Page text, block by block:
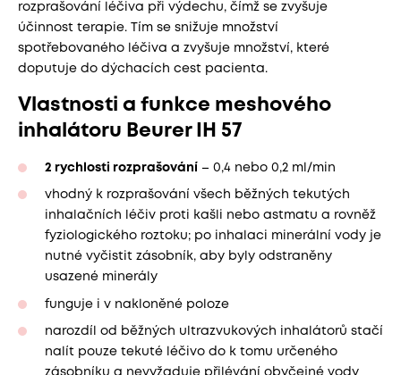
rozprašování léčiva při výdechu, čímž se zvyšuje
účinnost terapie. Tím se snižuje množství
spotřebovaného léčiva a zvyšuje množství, které
doputuje do dýchacích cest pacienta.
Vlastnosti a funkce meshového
inhalátoru Beurer IH 57
2 rychlosti rozprašování – 0,4 nebo 0,2 ml/min
vhodný k rozprašování všech běžných tekutých
inhalačních léčiv proti kašli nebo astmatu a rovněž
fyziologického roztoku; po inhalaci minerální vody je
nutné vyčistit zásobník, aby byly odstraněny
usazené minerály
funguje i v nakloněné poloze
narozdíl od běžných ultrazvukových inhalátorů stačí
nalít pouze tekuté léčivo do k tomu určeného
zásobníku a nevyžaduje přilévání obyčejné vody